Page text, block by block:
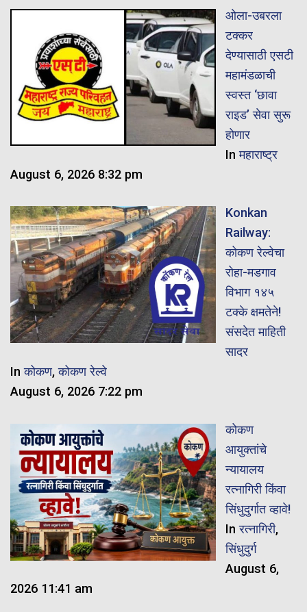
ओला-उबरला
टक्कर
देण्यासाठी एसटी
महामंडळाची
स्वस्त ‘छावा
राइड’ सेवा सुरू
होणार
Inमहाराष्ट्र
August 6, 2026 8:32 pm
Konkan
Railway:
कोकण रेल्वेचा
रोहा-मडगाव
विभाग १४५
टक्के क्षमतेने!
संसदेत माहिती
सादर
Inकोकण,कोकण रेल्वे
August 6, 2026 7:22 pm
कोकण
आयुक्तांचे
न्यायालय
रत्नागिरी किंवा
सिंधुदुर्गात व्हावे!
Inरत्नागिरी,
सिंधुदुर्ग
August 6,
2026 11:41 am